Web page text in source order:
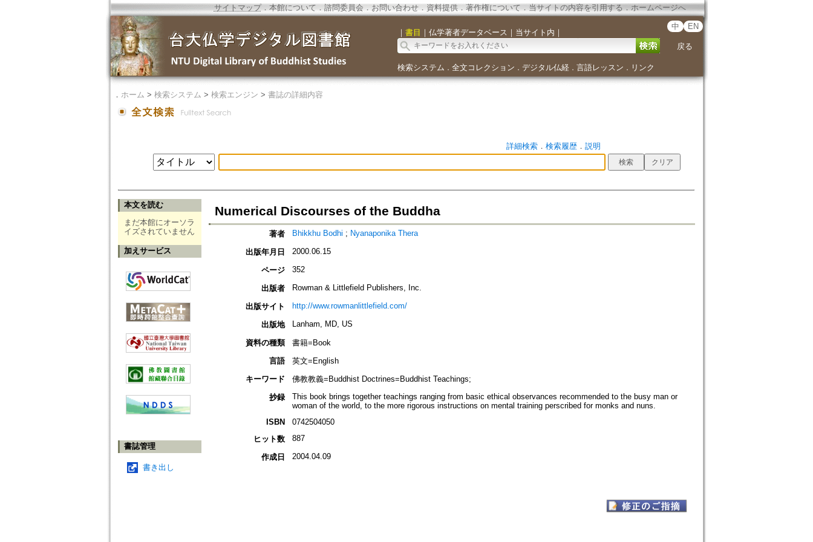
サイトマップ．本館について ． 諮問委員会． お問い合わせ． 資料提供． 著作権について．当サイトの内容を引用する ． ホームページへ
｜ 書目 ｜ 仏学著者データベース ｜ 当サイト内 ｜
中 EN
戻る
検索システム ． 全文コレクション ． デジタル仏経． 言語レッスン ． リンク
． ホーム > 検索システム > 検索エンジン > 書誌の詳細内容
詳細検索． 検索履歴． 説明
本文を読む
まだ本館にオーソラ
イズされていません
加えサービス
書誌管理
書き出し
Numerical Discourses of the Buddha
著者 Bhikkhu Bodhi ; Nyanaponika Thera
出版年月日 2000.06.15
ページ 352
出版者 Rowman & Littlefield Publishers, Inc.
出版サイト http://www.rowmanlittlefield.com/
出版地 Lanham, MD, US
資料の種類
書籍=Book
言語
英文=English
キーワード
佛教教義=Buddhist Doctrines=Buddhist Teachings;
抄録
This book brings together teachings ranging from basic ethical observances recommended to the busy man or
woman of the world, to the more rigorous instructions on mental training perscribed for monks and nuns.
ISBN
0742504050
ヒット数
887
作成日 2004.04.09